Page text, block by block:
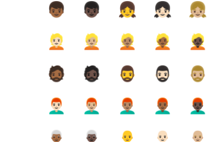
👦🏾
👦🏿 👧 👧🏻 👧🏼
👱🏻
👱🏼 👱🏽 👱🏾 👱🏿
🧔🏾
🧔🏿 🧔‍♂️ 🧔🏻‍♂️ 🧔🏼‍♂️
👨🏻‍🦰
👨🏼‍🦰 👨🏽‍🦰 👨🏾‍🦰 👨🏿‍🦰
👨🏾‍🦳
👨🏿‍🦳 👨‍🦲 👨🏻‍🦲 👨🏼‍🦲